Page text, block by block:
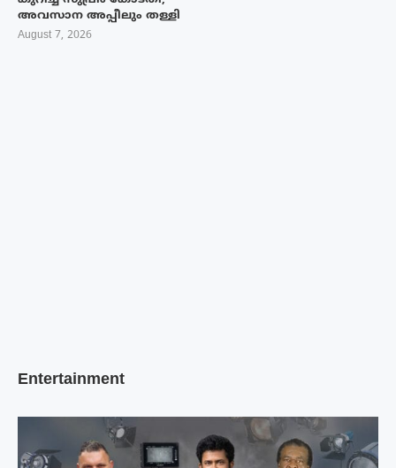
അവസാന അപ്പീലും തള്ളി
August 7, 2026
Entertainment